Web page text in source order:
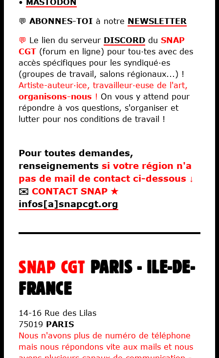
Économies
Ateliers
Écoles d’art
💬 ABONNES-TOI à notre NEWSLETTER
💬 Le lien du serveur DISCORD du SNAP
CGT (forum en ligne) pour tou·tes avec des
accès spécifiques pour les syndiqué·es
(groupes de travail, salons régionaux...) !
Artiste-auteur·ice, travailleur·euse de l'art,
organisons-nous ! On vous y attend pour
répondre à vos questions, s'organiser et
lutter pour nos conditions de travail !
Pour toutes demandes,
renseignements si votre région n'a
pas de mail de contact ci-dessous ↓
✉️ CONTACT SNAP ★
infos[a]snapcgt.org
SNAP CGT PARIS - ILE-DE-
FRANCE
14-16 Rue des Lilas
75019 PARIS
Nous n'avons plus de numéro de téléphone
mais nous répondons vite aux mails et nous